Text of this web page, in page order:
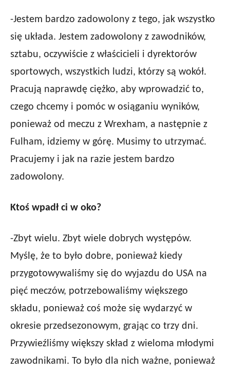
-Jestem bardzo zadowolony z tego, jak wszystko
się układa. Jestem zadowolony z zawodników,
sztabu, oczywiście z właścicieli i dyrektorów
sportowych, wszystkich ludzi, którzy są wokół.
Pracują naprawdę ciężko, aby wprowadzić to,
czego chcemy i pomóc w osiąganiu wyników,
ponieważ od meczu z Wrexham, a następnie z
Fulham, idziemy w górę. Musimy to utrzymać.
Pracujemy i jak na razie jestem bardzo
zadowolony.
Ktoś wpadł ci w oko?
-Zbyt wielu. Zbyt wiele dobrych występów.
Myślę, że to było dobre, ponieważ kiedy
przygotowywaliśmy się do wyjazdu do USA na
pięć meczów, potrzebowaliśmy większego
składu, ponieważ coś może się wydarzyć w
okresie przedsezonowym, grając co trzy dni.
Przywieźliśmy większy skład z wieloma młodymi
zawodnikami. To było dla nich ważne, ponieważ